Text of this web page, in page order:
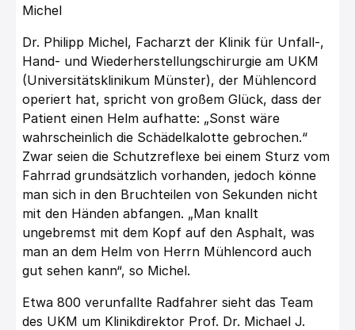
Michel
Dr. Philipp Michel, Facharzt der Klinik für Unfall-,
Hand- und Wiederherstellungschirurgie am UKM
(Universitätsklinikum Münster), der Mühlencord
operiert hat, spricht von großem Glück, dass der
Patient einen Helm aufhatte: „Sonst wäre
wahrscheinlich die Schädelkalotte gebrochen.“
Zwar seien die Schutzreflexe bei einem Sturz vom
Fahrrad grundsätzlich vorhanden, jedoch könne
man sich in den Bruchteilen von Sekunden nicht
mit den Händen abfangen. „Man knallt
ungebremst mit dem Kopf auf den Asphalt, was
man an dem Helm von Herrn Mühlencord auch
gut sehen kann“, so Michel.
Etwa 800 verunfallte Radfahrer sieht das Team
des UKM um Klinikdirektor Prof. Dr. Michael J.